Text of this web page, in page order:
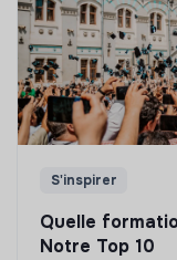
S'inspirer
Quelle
Notre Top 10